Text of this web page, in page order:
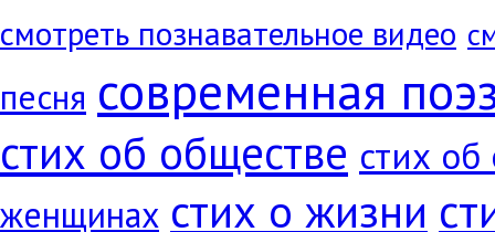
смотреть познавательное видео
песня современная
стих об обществе стих
женщинах стих о жизни